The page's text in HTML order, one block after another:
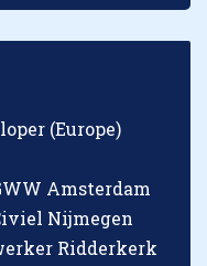
(Europe)
Amsterdam
Nijmegen
Ridderkerk